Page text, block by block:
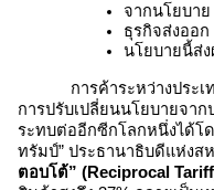
จากนโยบาย
ธุรกิจส่งออ
นโยบายนี้ส่ง
การค้าระหว่างประ
การปรับเปลี่ยนนโยบายจา
ระทบต่ออีกซีกโลกหนึ่งได้โ
ทรัมป์” ประธานาธิบดีแห่งส
ตอบโต้” (Reciprocal